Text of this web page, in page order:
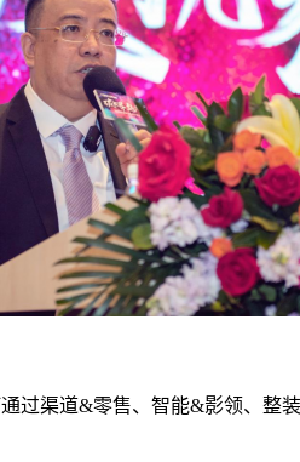
渠道&零售、智能&影领、整